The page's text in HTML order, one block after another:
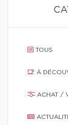
TOUS
À
ACHAT /